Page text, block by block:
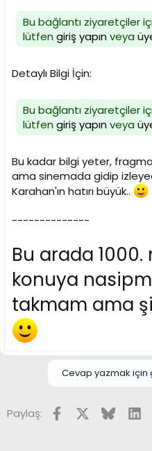
Bu bağlantı ziyaretçiler
lütfen giriş yapınveya
Detaylı Bilgi İçin:
Bu bağlantı ziyaretçiler
lütfen giriş yapınveya
Bu kadar bilgi yeter,
ama sinemada gidip
Karahan'ın hatırı büyük..
--------------
Bu arada 1000.
konuya
takmam ama
Cevap yazmak için
Paylaş: FacebookX (Twitter)
Bluesky